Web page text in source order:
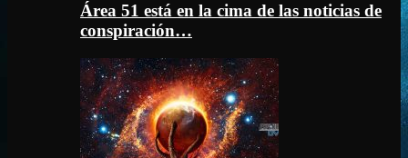
Área 51 está en la cima de las noticias de
conspiración…